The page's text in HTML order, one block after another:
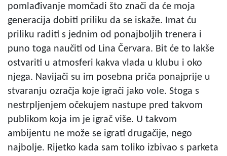
pomlađivanje momčadi što znači da će moja
generacija dobiti priliku da se iskaže. Imat ću
priliku raditi s jednim od ponajboljih trenera i
puno toga naučiti od Lina Červara. Bit će to lakše
ostvariti u atmosferi kakva vlada u klubu i oko
njega. Navijači su im posebna priča ponajprije u
stvaranju ozračja koje igrači jako vole. Stoga s
nestrpljenjem očekujem nastupe pred takvom
publikom koja im je igrač više. U takvom
ambijentu ne može se igrati drugačije, nego
najbolje. Rijetko kada sam toliko izbivao s parketa